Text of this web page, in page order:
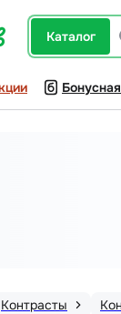
каталог
Контрасты